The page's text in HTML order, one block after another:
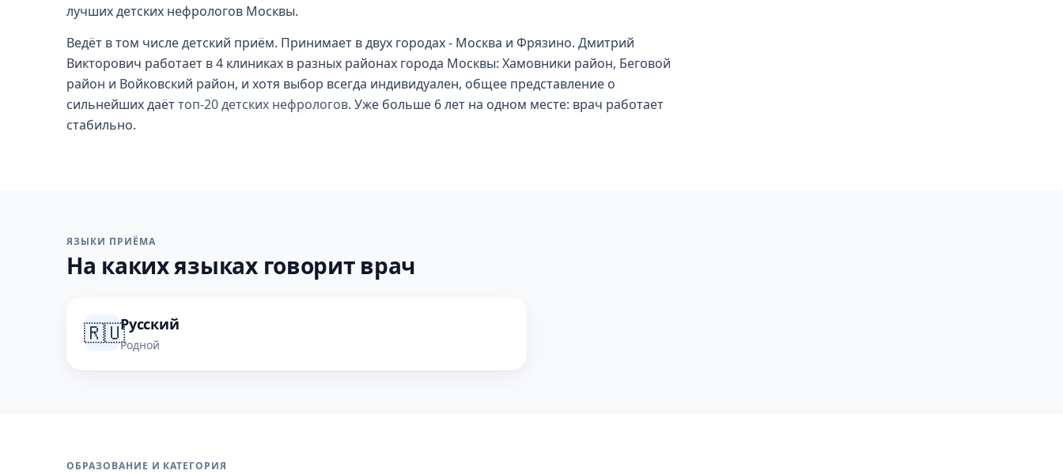
лучших детских нефрологов Москвы.
Ведёт в том числе детский приём. Принимает в двух городах - Москва и Фрязино. Дмитрий
Викторович работает в 4 клиниках в разных районах города Москвы: Хамовники район, Беговой
район и Войковский район, и хотя выбор всегда индивидуален, общее представление о
сильнейших даёттоп-20 детских нефрологов. Уже больше 6 лет на одном месте: врач работает
стабильно.
ЯЗЫКИ ПРИЁМА
На каких языках говорит врач
🇷🇺Русский
Родной
ОБРАЗОВАНИЕ И КАТЕГОРИЯ